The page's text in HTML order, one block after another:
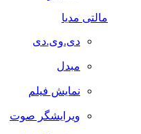
مالتی مدیا
دی.وی.دی
مبدل
نمایش فیلم
ویرایشگر صوت